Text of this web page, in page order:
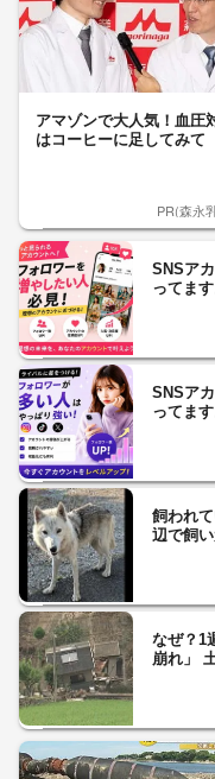
アマゾンで大人気！血圧
はコーヒーに足してみて
PR(森永
SNSア
ってます
SNSア
ってます
飼われ
辺で飼
なぜ？1
崩れ」